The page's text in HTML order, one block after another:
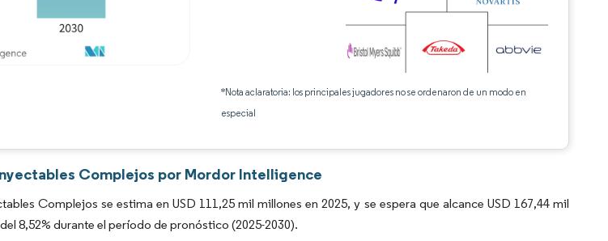
*Nota aclaratoria: los principales jugadores no se ordenaron de un modo en
especial
Complejos por Mordor Intelligence
Complejos se estima en USD 111,25 mil millones en 2025, y se espera que alcance USD 167,44 mil
8,52% durante el período de pronóstico (2025-2030).